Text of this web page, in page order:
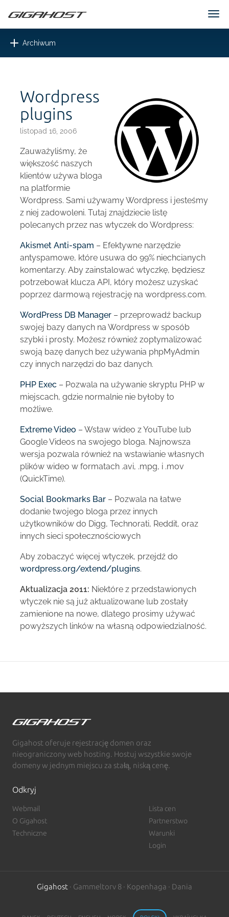
Toggle
Archiwum
Wordpress
plugins
listopad 16, 2006
Zauważyliśmy, że
większość naszych
klientów używa bloga
na platformie
Wordpress. Sami używamy Wordpress i jesteśmy
z niej zadowoleni. Tutaj znajdziecie listę
polecanych przez nas wtyczek do Wordpress:
Akismet Anti-spam – Efektywne narzędzie
antyspamowe, które usuwa do 99% niechcianych
komentarzy. Aby zainstalować wtyczkę, będziesz
potrzebował klucza API, który możesz uzyskać
poprzez darmową rejestrację na wordpress.com.
WordPress DB Manager – przeprowadź backup
swojej bazy danych na Wordpress w sposób
szybki i prosty. Możesz również zoptymalizować
swoją bazę danych bez używania phpMyAdmin
czy innych narzędzi do baz danych.
PHP Exec – Pozwala na używanie skryptu PHP w
miejscach, gdzie normalnie nie byłoby to
możliwe.
Extreme Video – Wstaw wideo z YouTube lub
Google Videos na swojego bloga. Najnowsza
wersja pozwala również na wstawianie własnych
plików wideo w formatach .avi, .mpg, i .mov
(QuickTime).
Social Bookmarks Bar – Pozwala na łatwe
dodanie twojego bloga przez innych
użytkowników do Digg, Technorati, Reddit, oraz
innych sieci społecznościowych
Aby zobaczyć więcej wtyczek, przejdź do
wordpress.org/extend/plugins.
Aktualizacja 2011: Niektóre z przedstawionych
wtyczek nie są już aktualizowane lub zostały
zamienione na nowe, dlatego prosimy używać
powyższych linków na własną odpowiedzialność.
Gigahost oferuje rejestrację domen oraz
nieograniczony web hosting. Hostuj wszystkie swoje
domeny w jednym miejscu za stałą, niską cenę.
Odkryj
Webmail
O Gigahost
Techniczne
Lista cen
Partnerstwo
Warunki
Login
Gigahost · Gammeltorv 8 · Kopenhaga · Dania